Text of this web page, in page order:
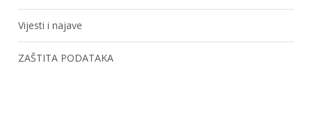
Vijesti i najave
ZAŠTITA PODATAKA